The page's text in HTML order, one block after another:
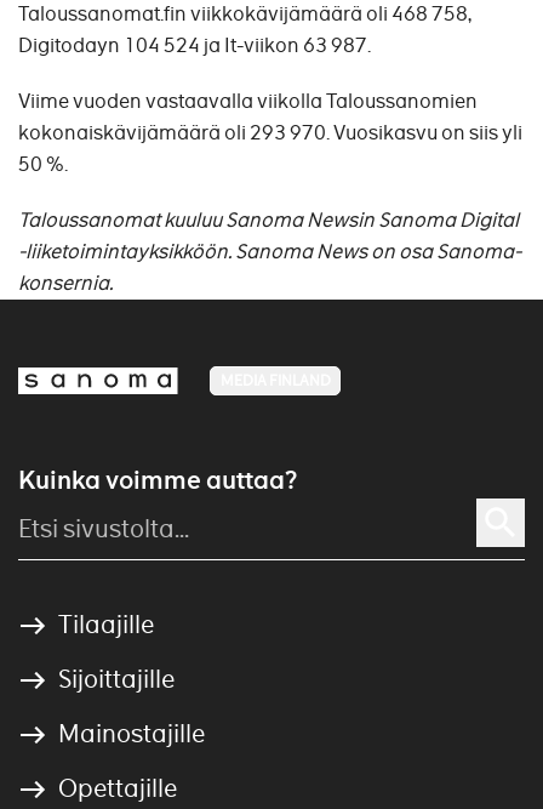
Taloussanomat.fin viikkokävijämäärä oli 468 758,
Digitodayn 104 524 ja It-viikon 63 987.
Viime vuoden vastaavalla viikolla Taloussanomien
kokonaiskävijämäärä oli 293 970. Vuosikasvu on siis yli
50 %.
Taloussanomat kuuluu Sanoma Newsin Sanoma Digital
-liiketoimintayksikköön. Sanoma News on osa Sanoma-
konsernia.
Kuinka voimme auttaa?
Tilaajille
Sijoittajille
Mainostajille
Opettajille